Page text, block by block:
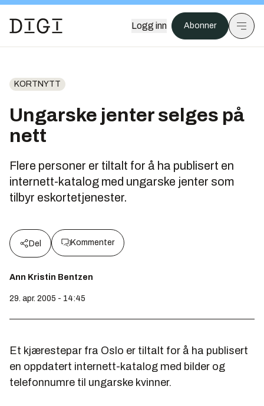
Logg inn Abonner
KORTNYTT
Ungarske jenter selges på
nett
Flere personer er tiltalt for å ha publisert en
internett-katalog med ungarske jenter som
tilbyr eskortetjenester.
Del Kommenter
Ann Kristin Bentzen
29. apr. 2005 - 14:45
Et kjærestepar fra Oslo er tiltalt for å ha publisert
en oppdatert internett-katalog med bilder og
telefonnumre til ungarske kvinner.